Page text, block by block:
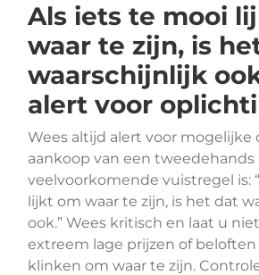
Als iets te mooi
waar te zijn, is
waarschijnlijk
alert voor
Wees altijd alert voor
aankoop van een tweedehands
veelvoorkomende vuistregel is:
lijkt om waar te zijn, is het dat
ook.” Wees kritisch en laat u
extreem lage prijzen of
klinken om waar te zijn.